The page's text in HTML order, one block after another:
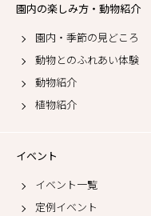
園内の楽しみ方・動物紹介
園内・季節の見どころ
動物とのふれあい体験
動物紹介
植物紹介
イベント
イベント一覧
定例イベント